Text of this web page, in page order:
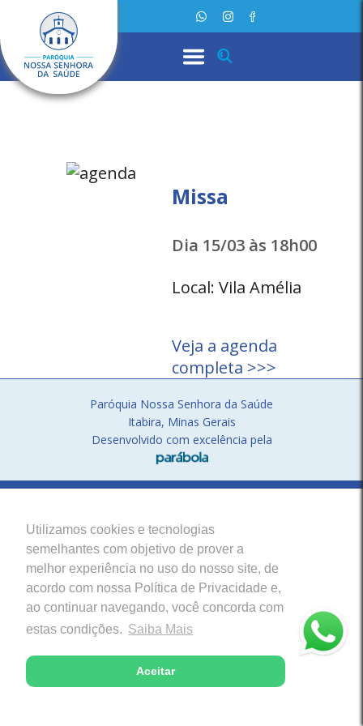
Utilizamos cookies e tecnologias
semelhantes com objetivo de prover a
melhor experiência no uso do nosso site, de
acordo com nossa Política de Privacidade e,
ao continuar navegando, você concorda com
estas condições. Saiba Mais
Aceitar
Missa
Dia 15/03 às 18h00
Local: Vila Amélia
Veja a agenda
completa >>>
Paróquia Nossa Senhora da Saúde
Itabira, Minas Gerais
Desenvolvido com excelência pela